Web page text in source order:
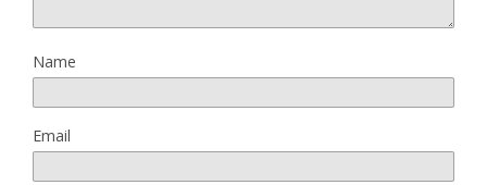
Name
Email